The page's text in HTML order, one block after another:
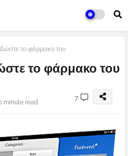
το φάρμακο του
το φάρμακο του
minute read
7